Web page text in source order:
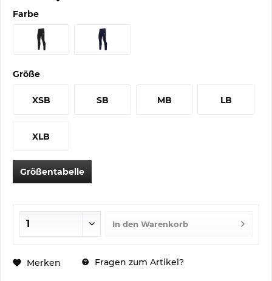
Farbe
Größe
XSB SB MB LB
XLB
Größentabelle
In den Warenkorb
Merken Fragen zum Artikel?